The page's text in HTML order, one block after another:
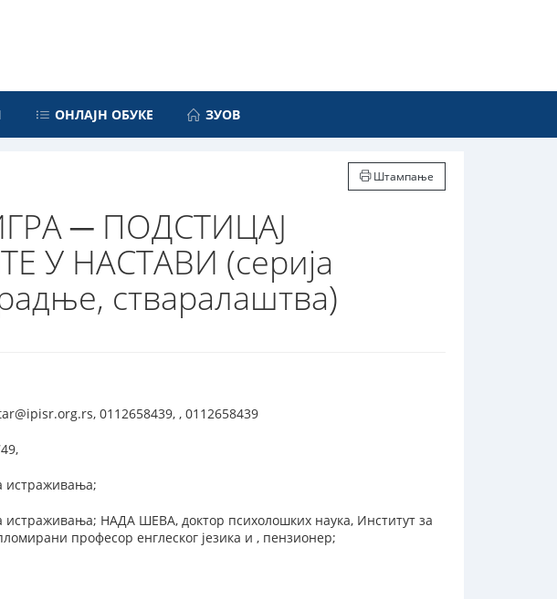
ОНЛАЈН ОБУКЕ ЗУОВ
Штампање
─ ПОДСТИЦАЈ
НАСТАВИ (серија
стваралаштва)
0112658439, , 0112658439
истраживања;
НАДА ШЕВА, доктор психолошких наука, Институт за
професор енглеског језика и , пензионер;